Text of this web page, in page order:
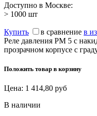
Доступно в Москве:
> 1000 шт
Купить в сравнение в
Реле давления PM 5 с
прозрачном корпусе с
Положить товар в корзину
Цена: 1 414,80 руб
В наличии